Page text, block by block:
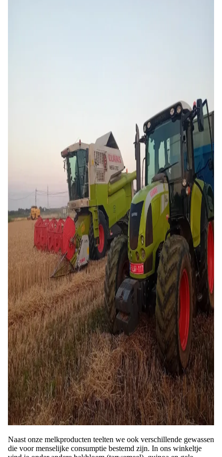
Naast onze melkproducten teelten we ook verschillende gewassen
die voor menselijke consumptie bestemd zijn. In ons winkeltje